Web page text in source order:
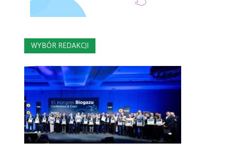
WYBÓR REDAKCJI